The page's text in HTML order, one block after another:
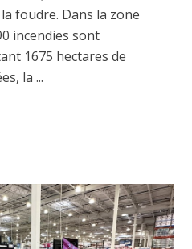
foudre. Dans la zone
incendies sont
1675 hectares de
la ...